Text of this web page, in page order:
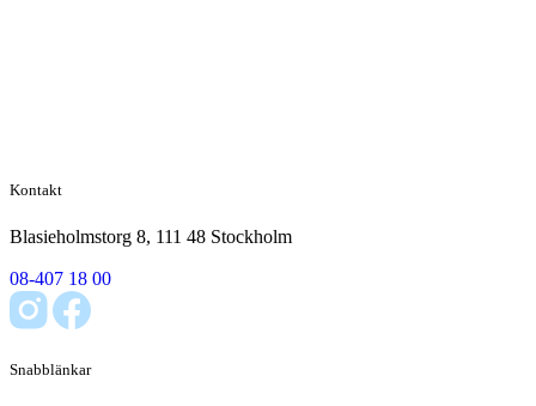
Kontakt
Blasieholmstorg 8, 111 48 Stockholm
08-407 18 00
Snabblänkar